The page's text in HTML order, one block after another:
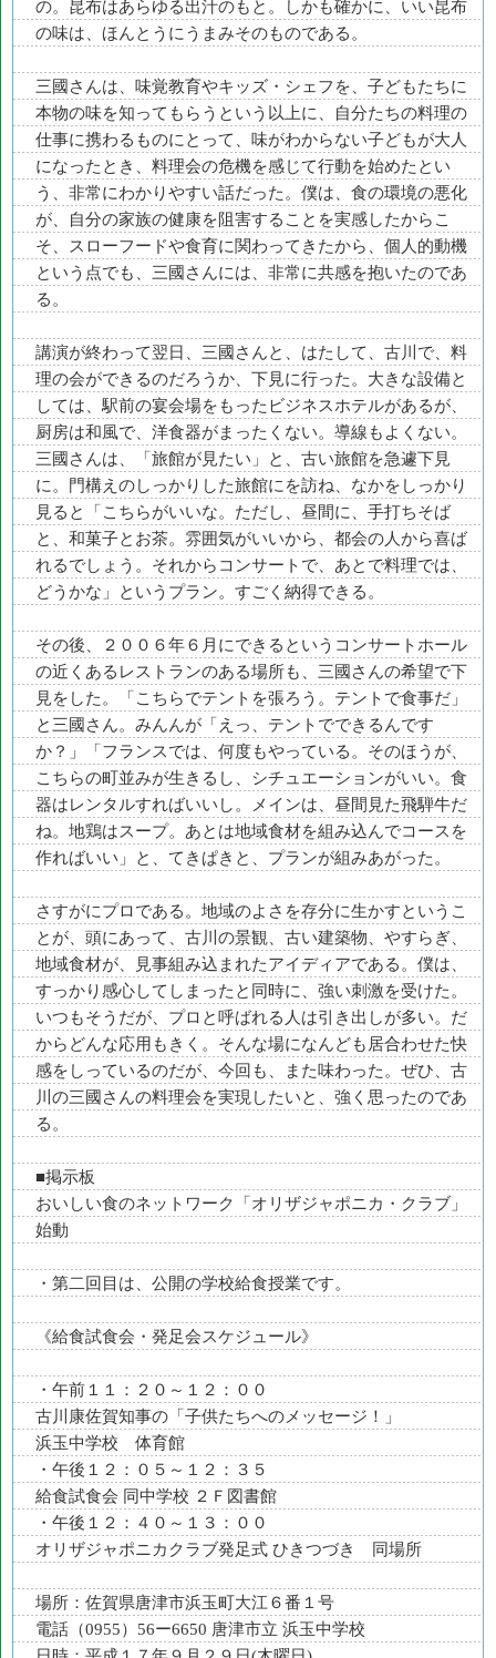
の。昆布はあらゆる出汁のもと。しかも確かに、いい昆布
の味は、ほんとうにうまみそのものである。
三國さんは、味覚教育やキッズ・シェフを、子どもたちに
本物の味を知ってもらうという以上に、自分たちの料理の
仕事に携わるものにとって、味がわからない子どもが大人
になったとき、料理会の危機を感じて行動を始めたとい
う、非常にわかりやすい話だった。僕は、食の環境の悪化
が、自分の家族の健康を阻害することを実感したからこ
そ、スローフードや食育に関わってきたから、個人的動機
という点でも、三國さんには、非常に共感を抱いたのであ
る。
講演が終わって翌日、三國さんと、はたして、古川で、料
理の会ができるのだろうか、下見に行った。大きな設備と
しては、駅前の宴会場をもったビジネスホテルがあるが、
厨房は和風で、洋食器がまったくない。導線もよくない。
三國さんは、「旅館が見たい」と、古い旅館を急遽下見
に。門構えのしっかりした旅館にを訪ね、なかをしっかり
見ると「こちらがいいな。ただし、昼間に、手打ちそば
と、和菓子とお茶。雰囲気がいいから、都会の人から喜ば
れるでしょう。それからコンサートで、あとで料理では、
どうかな」というプラン。すごく納得できる。
その後、２００６年６月にできるというコンサートホール
の近くあるレストランのある場所も、三國さんの希望で下
見をした。「こちらでテントを張ろう。テントで食事だ」
と三國さん。みんんが「えっ、テントでできるんです
か？」「フランスでは、何度もやっている。そのほうが、
こちらの町並みが生きるし、シチュエーションがいい。食
器はレンタルすればいいし。メインは、昼間見た飛騨牛だ
ね。地鶏はスープ。あとは地域食材を組み込んでコースを
作ればいい」と、てきぱきと、プランが組みあがった。
さすがにプロである。地域のよさを存分に生かすというこ
とが、頭にあって、古川の景観、古い建築物、やすらぎ、
地域食材が、見事組み込まれたアイディアである。僕は、
すっかり感心してしまったと同時に、強い刺激を受けた。
いつもそうだが、プロと呼ばれる人は引き出しが多い。だ
からどんな応用もきく。そんな場になんども居合わせた快
感をしっているのだが、今回も、また味わった。ぜひ、古
川の三國さんの料理会を実現したいと、強く思ったのであ
る。
■掲示板
おいしい食のネットワーク「オリザジャポニカ・クラブ」
始動
・第二回目は、公開の学校給食授業です。
《給食試食会・発足会スケジュール》
・午前１１：２０～１２：００
古川康佐賀知事の「子供たちへのメッセージ！」
浜玉中学校 体育館
・午後１２：０５～１２：３５
給食試食会 同中学校 ２Ｆ図書館
・午後１２：４０～１３：００
オリザジャポニカクラブ発足式 ひきつづき 同場所
場所：佐賀県唐津市浜玉町大江６番１号
電話（0955）56ー6650 唐津市立 浜玉中学校